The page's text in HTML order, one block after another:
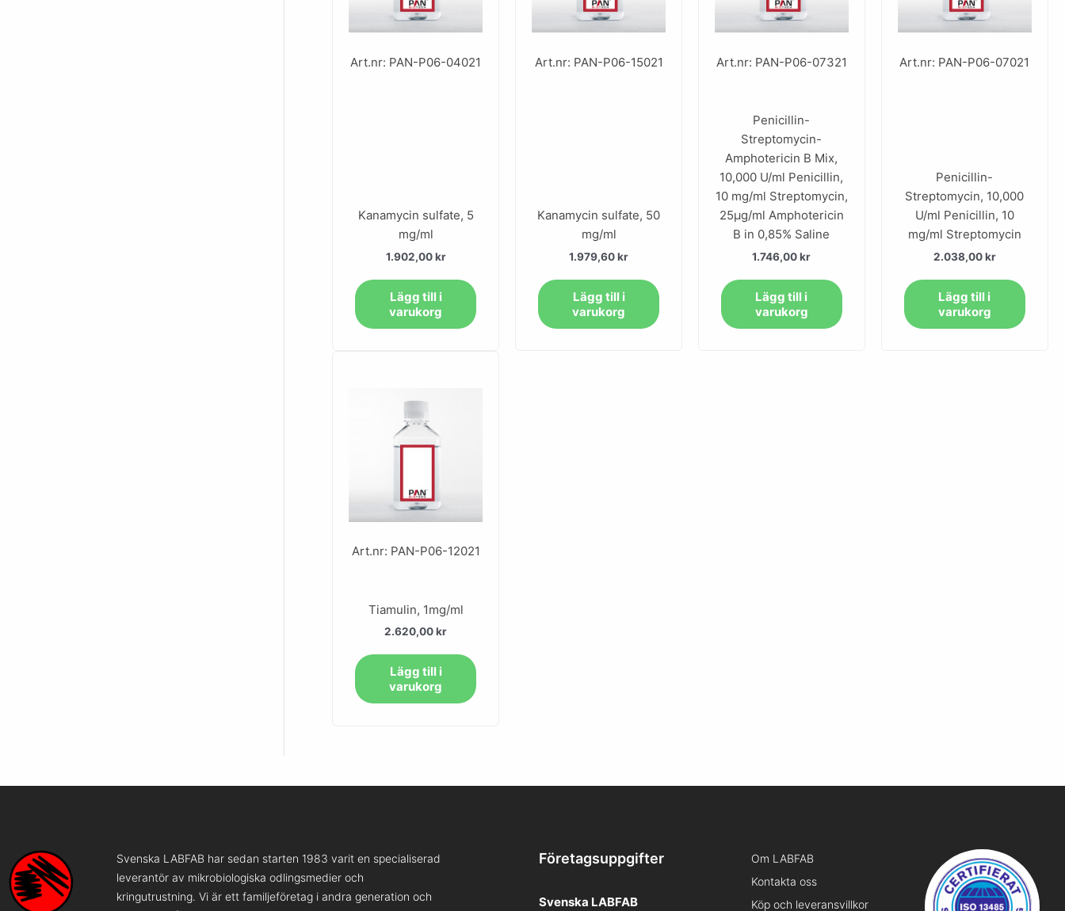
Art.nr: PAN-P06-04021
Kanamycin sulfate, 5
mg/ml
1.902,00kr
Lägg till i
varukorg
Art.nr: PAN-P06-15021
Kanamycin sulfate, 50
mg/ml
1.979,60kr
Lägg till i
varukorg
Art.nr: PAN-P06-07321
Penicillin-
Streptomycin-
Amphotericin B Mix,
10,000 U/ml Penicillin,
10 mg/ml Streptomycin,
25µg/ml Amphotericin
B in 0,85% Saline
1.746,00kr
Lägg till i
varukorg
Art.nr: PAN-P06-07021
Penicillin-
Streptomycin, 10,000
U/ml Penicillin, 10
mg/ml Streptomycin
2.038,00kr
Lägg till i
varukorg
Art.nr: PAN-P06-12021
Tiamulin, 1mg/ml
2.620,00kr
Lägg till i
varukorg
Svenska LABFAB har sedan starten 1983 varit en specialiserad
leverantör av mikrobiologiska odlingsmedier och
kringutrustning. Vi är ett familjeföretag i andra generation och
Företagsuppgifter
Svenska LABFAB
Om LABFAB
Kontakta oss
Köp och leveransvillkor